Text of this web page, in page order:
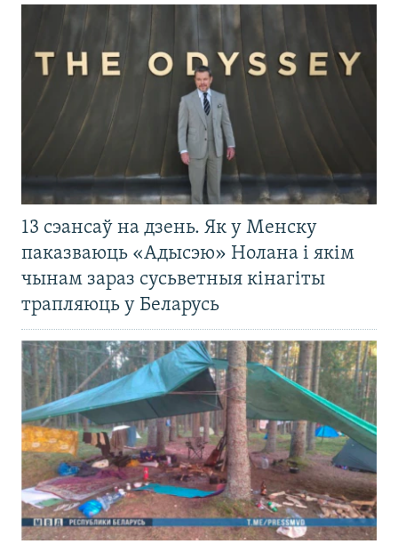
13 сэансаў на дзень. Як у Менску
паказваюць «Адысэю» Нолана і якім
чынам зараз сусьветныя кінагіты
трапляюць у Беларусь